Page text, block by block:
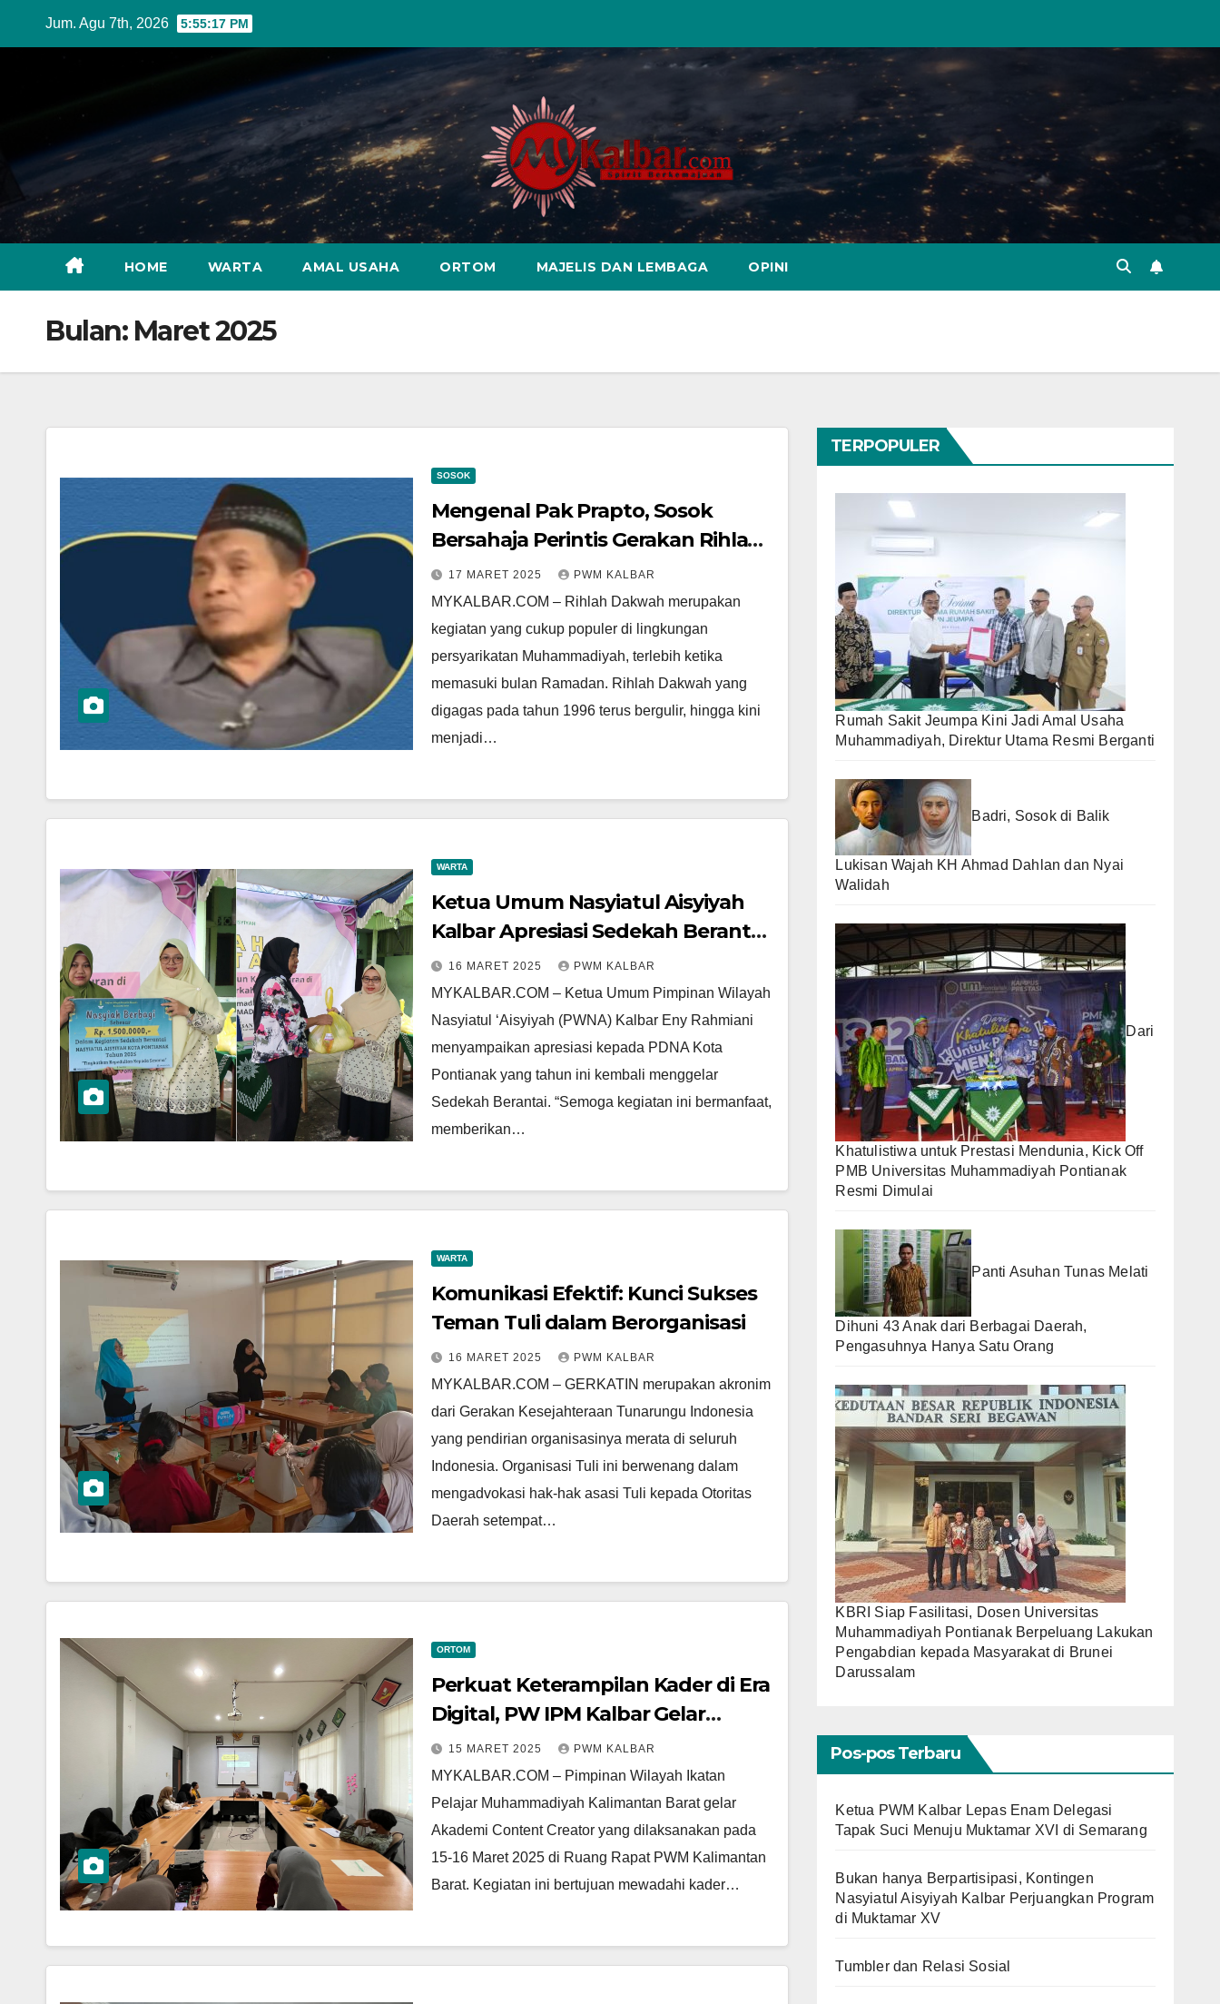
Jum. Agu 7th, 2026 5:55:18 PM
HOME WARTA AMAL USAHA ORTOM MAJELIS DAN LEMBAGA OPINI
Bulan: Maret 2025
SOSOK
Mengenal Pak Prapto, Sosok
Bersahaja Perintis Gerakan Rihlah
Dakwah di Persyarikatan
Muhammadiyah
17 MARET 2025 PWM KALBAR
MYKALBAR.COM – Rihlah Dakwah merupakan
kegiatan yang cukup populer di lingkungan
persyarikatan Muhammadiyah, terlebih ketika
memasuki bulan Ramadan. Rihlah Dakwah yang
digagas pada tahun 1996 terus bergulir, hingga kini
menjadi…
WARTA
Ketua Umum Nasyiatul Aisyiyah
Kalbar Apresiasi Sedekah Berantai
PDNA Kota Pontianak
16 MARET 2025 PWM KALBAR
MYKALBAR.COM – Ketua Umum Pimpinan Wilayah
Nasyiatul ‘Aisyiyah (PWNA) Kalbar Eny Rahmiani
menyampaikan apresiasi kepada PDNA Kota
Pontianak yang tahun ini kembali menggelar
Sedekah Berantai. “Semoga kegiatan ini bermanfaat,
memberikan…
WARTA
Komunikasi Efektif: Kunci Sukses
Teman Tuli dalam Berorganisasi
16 MARET 2025 PWM KALBAR
MYKALBAR.COM – GERKATIN merupakan akronim
dari Gerakan Kesejahteraan Tunarungu Indonesia
yang pendirian organisasinya merata di seluruh
Indonesia. Organisasi Tuli ini berwenang dalam
mengadvokasi hak-hak asasi Tuli kepada Otoritas
Daerah setempat…
ORTOM
Perkuat Keterampilan Kader di Era
Digital, PW IPM Kalbar Gelar
Akademi Content Creator
15 MARET 2025 PWM KALBAR
MYKALBAR.COM – Pimpinan Wilayah Ikatan
Pelajar Muhammadiyah Kalimantan Barat gelar
Akademi Content Creator yang dilaksanakan pada
15-16 Maret 2025 di Ruang Rapat PWM Kalimantan
Barat. Kegiatan ini bertujuan mewadahi kader…
TERPOPULER
Rumah Sakit Jeumpa Kini Jadi Amal Usaha
Muhammadiyah, Direktur Utama Resmi Berganti
Badri, Sosok di Balik
Lukisan Wajah KH Ahmad Dahlan dan Nyai
Walidah
Dari
Khatulistiwa untuk Prestasi Mendunia, Kick Off
PMB Universitas Muhammadiyah Pontianak
Resmi Dimulai
Panti Asuhan Tunas Melati
Dihuni 43 Anak dari Berbagai Daerah,
Pengasuhnya Hanya Satu Orang
KBRI Siap Fasilitasi, Dosen Universitas
Muhammadiyah Pontianak Berpeluang Lakukan
Pengabdian kepada Masyarakat di Brunei
Darussalam
Pos-pos Terbaru
Ketua PWM Kalbar Lepas Enam Delegasi
Tapak Suci Menuju Muktamar XVI di Semarang
Bukan hanya Berpartisipasi, Kontingen
Nasyiatul Aisyiyah Kalbar Perjuangkan Program
di Muktamar XV
Tumbler dan Relasi Sosial